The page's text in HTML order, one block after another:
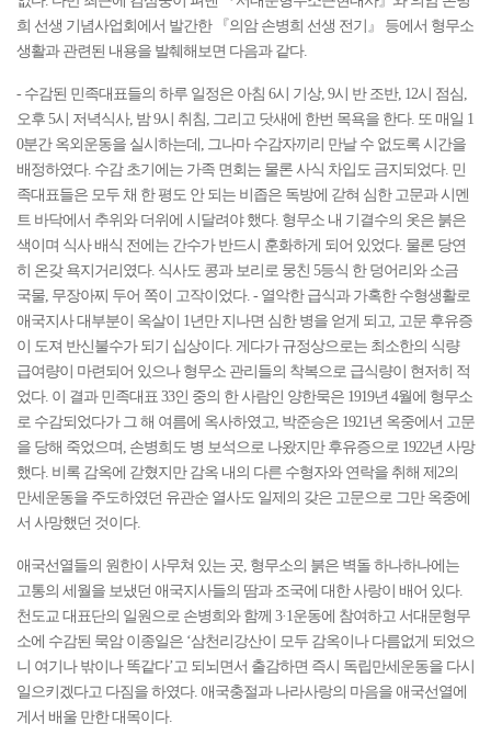
희 선생 기념사업회에서 발간한 『의암 손병희 선생 전기』 등에서 형무소
생활과 관련된 내용을 발췌해보면 다음과 같다.
- 수감된 민족대표들의 하루 일정은 아침 6시 기상, 9시 반 조반, 12시 점심,
오후 5시 저녁식사, 밤 9시 취침, 그리고 닷새에 한번 목욕을 한다. 또 매일 1
0분간 옥외운동을 실시하는데, 그나마 수감자끼리 만날 수 없도록 시간을
배정하였다. 수감 초기에는 가족 면회는 물론 사식 차입도 금지되었다. 민
족대표들은 모두 채 한 평도 안 되는 비좁은 독방에 갇혀 심한 고문과 시멘
트 바닥에서 추위와 더위에 시달려야 했다. 형무소 내 기결수의 옷은 붉은
색이며 식사 배식 전에는 간수가 반드시 훈화하게 되어 있었다. 물론 당연
히 온갖 욕지거리였다. 식사도 콩과 보리로 뭉친 5등식 한 덩어리와 소금
국물, 무장아찌 두어 쪽이 고작이었다. - 열악한 급식과 가혹한 수형생활로
애국지사 대부분이 옥살이 1년만 지나면 심한 병을 얻게 되고, 고문 후유증
이 도져 반신불수가 되기 십상이다. 게다가 규정상으로는 최소한의 식량
급여량이 마련되어 있으나 형무소 관리들의 착복으로 급식량이 현저히 적
었다. 이 결과 민족대표 33인 중의 한 사람인 양한묵은 1919년 4월에 형무소
로 수감되었다가 그 해 여름에 옥사하였고, 박준승은 1921년 옥중에서 고문
을 당해 죽었으며, 손병희도 병 보석으로 나왔지만 후유증으로 1922년 사망
했다. 비록 감옥에 갇혔지만 감옥 내의 다른 수형자와 연락을 취해 제2의
만세운동을 주도하였던 유관순 열사도 일제의 갖은 고문으로 그만 옥중에
서 사망했던 것이다.
애국선열들의 원한이 사무쳐 있는 곳, 형무소의 붉은 벽돌 하나하나에는
고통의 세월을 보냈던 애국지사들의 땀과 조국에 대한 사랑이 배어 있다.
천도교 대표단의 일원으로 손병희와 함께 3·1운동에 참여하고 서대문형무
소에 수감된 묵암 이종일은 ‘삼천리강산이 모두 감옥이나 다름없게 되었으
니 여기나 밖이나 똑같다’고 되뇌면서 출감하면 즉시 독립만세운동을 다시
일으키겠다고 다짐을 하였다. 애국충절과 나라사랑의 마음을 애국선열에
게서 배울 만한 대목이다.